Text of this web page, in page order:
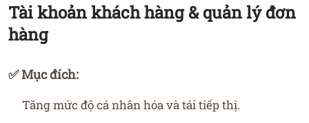
Tài khoản khách hàng & quản lý đơn
hàng
✅ Mục đích:
Tăng mức độ cá nhân hóa và tái tiếp thị.